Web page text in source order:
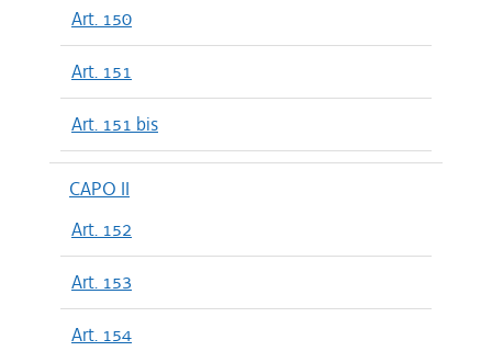
Art. 150
Art. 151
Art. 151 bis
CAPO II
Art. 152
Art. 153
Art. 154